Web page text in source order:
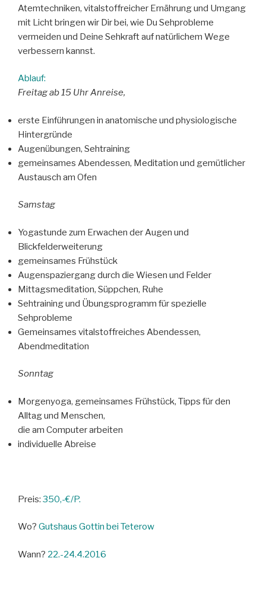
Atemtechniken, vitalstoffreicher Ernährung und Umgang
mit Licht bringen wir Dir bei, wie Du Sehprobleme
vermeiden und Deine Sehkraft auf natürlichem Wege
verbessern kannst.
Ablauf:
Freitag ab 15 Uhr Anreise,
erste Einführungen in anatomische und physiologische
Hintergründe
Augenübungen, Sehtraining
gemeinsames Abendessen, Meditation und gemütlicher
Austausch am Ofen
Samstag
Yogastunde zum Erwachen der Augen und
Blickfelderweiterung
gemeinsames Frühstück
Augenspaziergang durch die Wiesen und Felder
Mittagsmeditation, Süppchen, Ruhe
Sehtraining und Übungsprogramm für spezielle
Sehprobleme
Gemeinsames vitalstoffreiches Abendessen,
Abendmeditation
Sonntag
Morgenyoga, gemeinsames Frühstück, Tipps für den
Alltag und Menschen,
die am Computer arbeiten
individuelle Abreise
Preis: 350,-€/P.
Wo? Gutshaus Gottin bei Teterow
Wann? 22.-24.4.2016